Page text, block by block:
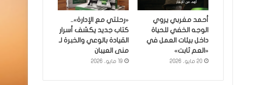
أحمد مغربي يروي
الوجه الخفي للحياة
داخل بيئات العمل في
«العم ثابت»
20 مايو، 2026
«رحلتي مع الإدارة»..
كتاب جديد يكشف أسرار
القيادة بالوعي والخبرة لـ
منى العيبان
19 مايو، 2026